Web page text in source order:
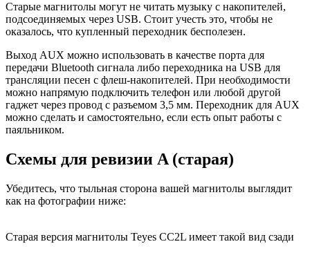
Старые магнитолы могут не читать музыку с накопителей,
подсоединяемых через USB. Стоит учесть это, чтобы не
оказалось, что купленный переходник бесполезен.
Выход AUX можно использовать в качестве порта для
передачи Bluetooth сигнала либо переходника на USB для
трансляции песен с флеш-накопителей. При необходимости
можно напрямую подключить телефон или любой другой
гаджет через провод с разъемом 3,5 мм. Переходник для AUX
можно сделать и самостоятельно, если есть опыт работы с
паяльником.
Схемы для ревизии A (старая)
Убедитесь, что тыльная сторона вашей магнитолы выглядит
как на фотографии ниже:
Старая версия магнитолы Teyes CC2L имеет такой вид сзади